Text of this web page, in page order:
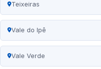
Teixeiras
Vale do Ipê
Vale Verde